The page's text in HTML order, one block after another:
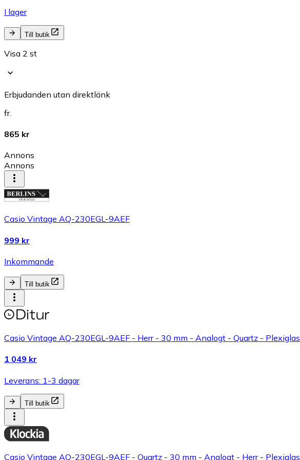
I lager
Till butik
Visa 2 st
Erbjudanden utan direktlänk
fr.
865 kr
Annons
Annons
Casio Vintage AQ-230EGL-9AEF
999 kr
Inkommande
Till butik
Casio Vintage AQ-230EGL-9AEF - Herr - 30 mm - Analogt - Quartz - Plexiglas
1 049 kr
Leverans: 1-3 dagar
Till butik
Casio Vintage AQ-230EGL-9AEF - Quartz - 30 mm - Analogt - Herr - Plexiglas